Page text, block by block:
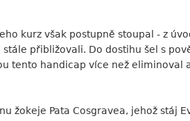
kurz však postupně stoupal - z
přibližovali. Do dostihu šel s
tento handicap více než eliminoval
žokeje Pata Cosgravea, jehož stáj